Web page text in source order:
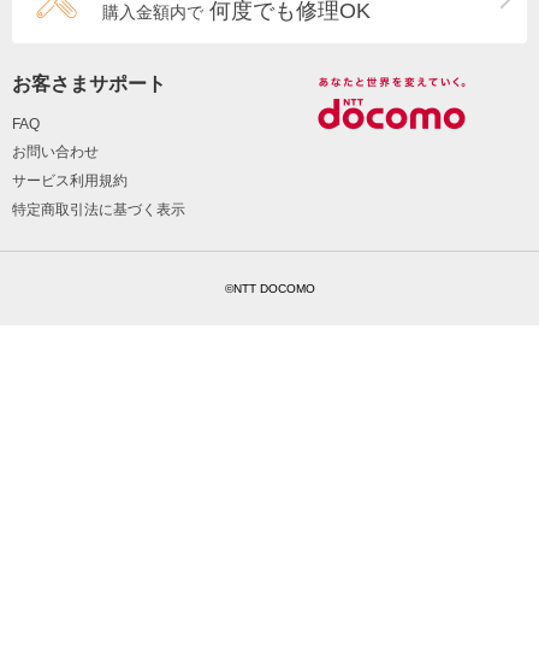
購入金額内で 何度でも修理OK
お客さまサポート
FAQ
お問い合わせ
サービス利用規約
特定商取引法に基づく表示
©NTT DOCOMO